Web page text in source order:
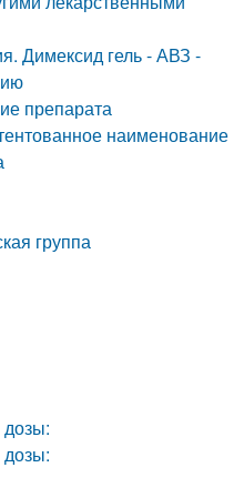
Димексид гель - АВЗ -
препарата
наименование
группа